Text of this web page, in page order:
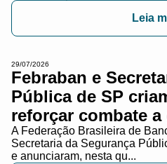
Leia
29/07/2026
Febraban e
Pública de SP
reforçar combate
A Federação Brasileira de
Secretaria da Segurança
e anunciaram, nesta qu...